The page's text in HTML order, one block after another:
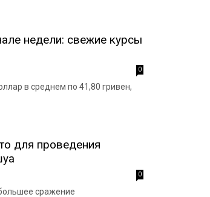
недели: свежие курсы
0
в среднем по 41,80 гривен,
для проведения
0
сражение